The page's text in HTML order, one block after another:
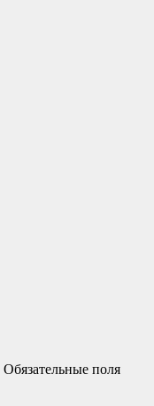
Обязательные поля